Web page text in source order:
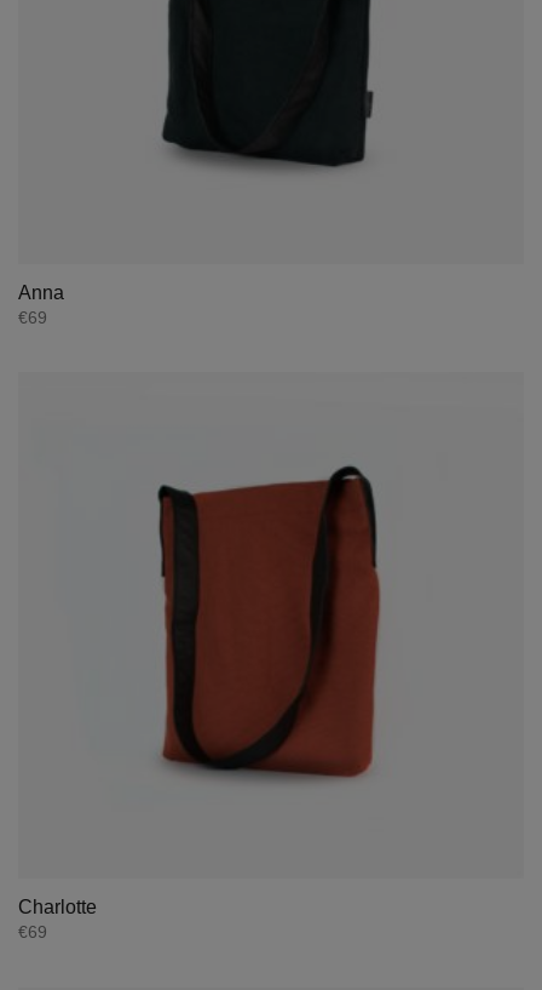
Anna
€69
Charlotte
€69